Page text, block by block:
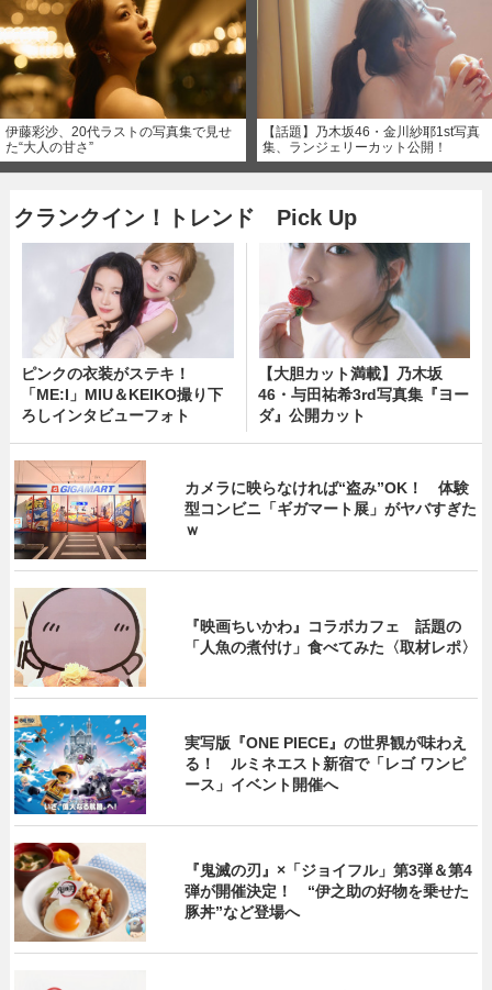
伊藤彩沙、20代ラストの写真集で見せ
た“大人の甘さ”
【話題】乃木坂46・金川紗耶1st写真
集、ランジェリーカット公開！
クランクイン！トレンド Pick Up
ピンクの衣装がステキ！
「ME:I」MIU＆KEIKO撮り下
ろしインタビューフォト
【大胆カット満載】乃木坂
46・与田祐希3rd写真集『ヨー
ダ』公開カット
カメラに映らなければ“盗み”OK！ 体験
型コンビニ「ギガマート展」がヤバすぎた
ｗ
『映画ちいかわ』コラボカフェ 話題の
「人魚の煮付け」食べてみた〈取材レポ〉
実写版『ONE PIECE』の世界観が味わえ
る！ ルミネエスト新宿で「レゴ ワンピ
ース」イベント開催へ
『鬼滅の刃』×「ジョイフル」第3弾＆第4
弾が開催決定！ “伊之助の好物を乗せた
豚丼”など登場へ